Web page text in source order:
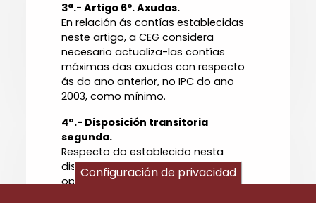
3ª.- Artigo 6º. Axudas.
En relación ás contías establecidas
neste artigo, a CEG considera
necesario actualiza-las contías
máximas das axudas con respecto
ás do ano anterior, no IPC do ano
2003, como mínimo.
4ª.- Disposición transitoria
segunda.
Respecto do establecido nesta
disposición, a CEG considera
oportuno clarifica-los prazos en
Configuración de privacidad